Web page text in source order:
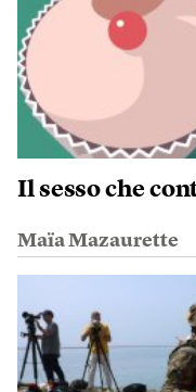
Il sesso che
Maïa Mazaurette